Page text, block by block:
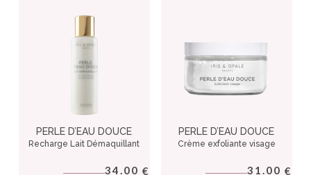
PERLE D’EAU DOUCE
Recharge Lait Démaquillant
34.00 €
PERLE D’EAU DOUCE
Crème exfoliante visage
31.00 €